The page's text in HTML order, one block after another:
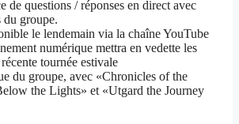
de questions / réponses en direct avec
du groupe.
le lendemain via la chaîne YouTube
numérique mettra en vedette les
tournée estivale
du groupe, avec «Chronicles of the
the Lights» et «Utgard the Journey